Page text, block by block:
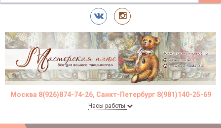
Москва 8(926)874-74-26, Санкт-Петербург 8(981)140-25-69
Часы работы